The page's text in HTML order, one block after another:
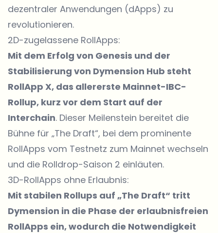
dezentraler Anwendungen (dApps) zu
revolutionieren.
2D-zugelassene RollApps:
Mit dem Erfolg von Genesis und der
Stabilisierung von Dymension Hub steht
RollApp X, das allererste Mainnet-IBC-
Rollup, kurz vor dem Start auf der
Interchain. Dieser Meilenstein bereitet die
Bühne für „The Draft“, bei dem prominente
RollApps vom Testnetz zum Mainnet wechseln
und die Rolldrop-Saison 2 einläuten.
3D-RollApps ohne Erlaubnis:
Mit stabilen Rollups auf „The Draft“ tritt
Dymension in die Phase der erlaubnisfreien
RollApps ein, wodurch die Notwendigkeit